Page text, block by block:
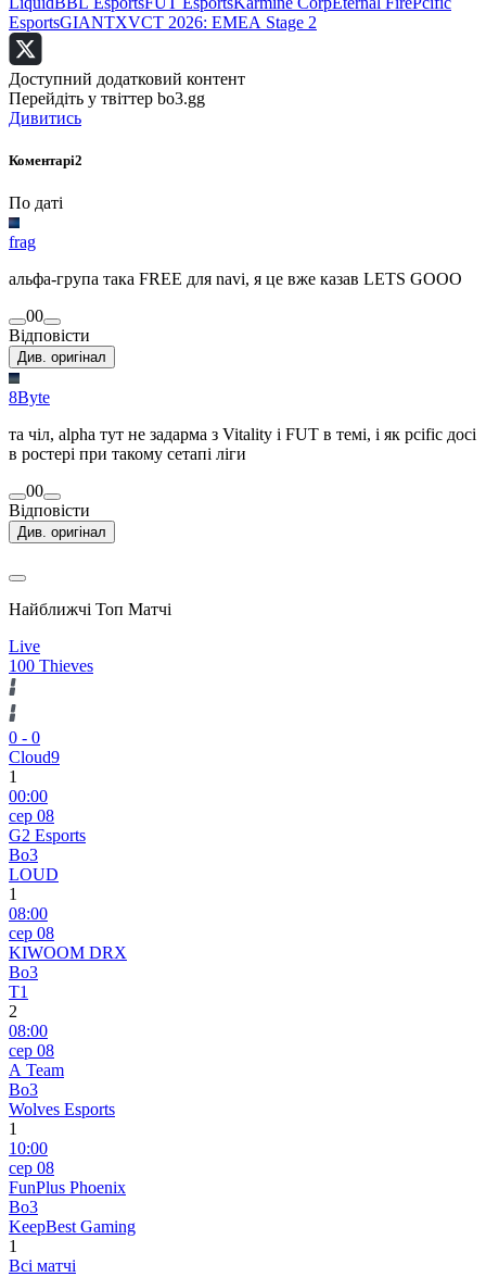
EsportsGIANTXVCT 2026: EMEA Stage 2
Доступний додатковий контент
Перейдіть у твіттер bo3.gg
Дивитись
Коментарі2
По даті
frag
альфа-група така FREE для navi, я це вже казав LETS GOOO
00
Відповісти
Див. оригінал
8Byte
та чіл, alpha тут не задарма з Vitality і FUT в темі, і як pcific досі
в ростері при такому сетапі ліги
00
Відповісти
Див. оригінал
Найближчі Топ Матчі
Live
100 Thieves
0 - 0
Cloud9
1
00:00
сер 08
G2 Esports
Bo3
LOUD
1
08:00
сер 08
KIWOOM DRX
Bo3
T1
2
08:00
сер 08
A Team
Bo3
Wolves Esports
1
10:00
сер 08
FunPlus Phoenix
Bo3
KeepBest Gaming
1
Всі матчі